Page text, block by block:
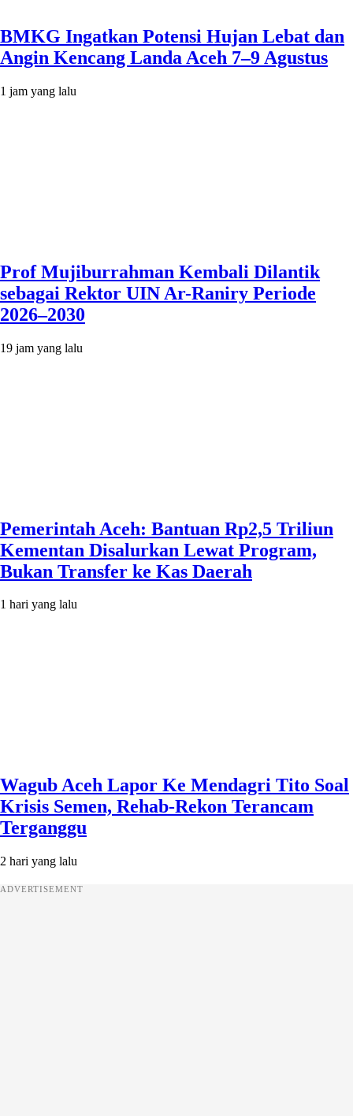
BMKG Ingatkan Potensi Hujan Lebat dan
Angin Kencang Landa Aceh 7–9 Agustus
1 jam yang lalu
Prof Mujiburrahman Kembali Dilantik
sebagai Rektor UIN Ar-Raniry Periode
2026–2030
19 jam yang lalu
Pemerintah Aceh: Bantuan Rp2,5 Triliun
Kementan Disalurkan Lewat Program,
Bukan Transfer ke Kas Daerah
1 hari yang lalu
Wagub Aceh Lapor Ke Mendagri Tito Soal
Krisis Semen, Rehab-Rekon Terancam
Terganggu
2 hari yang lalu
ADVERTISEMENT